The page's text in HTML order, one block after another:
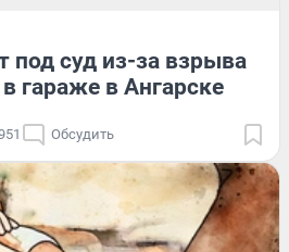
под суд из-за взрыва
гараже в Ангарске
Обсудить